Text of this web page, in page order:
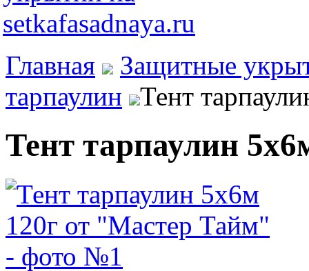
Главная
Защитные
тарпаулин
Тент
Тент тарпаулин